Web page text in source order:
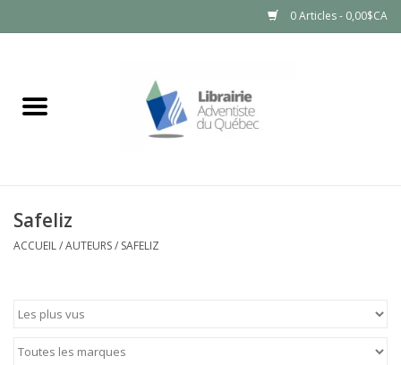
0 Articles - 0,00$CA
Safeliz
ACCUEIL/AUTEURS/ SAFELIZ